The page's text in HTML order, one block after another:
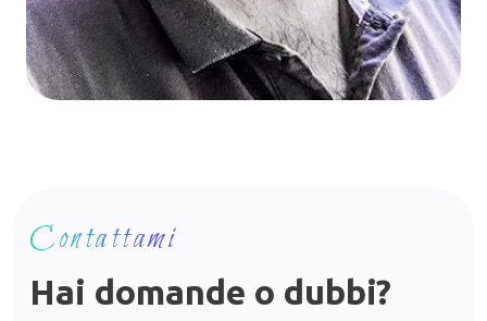
Contattami
Hai domande o dubbi?